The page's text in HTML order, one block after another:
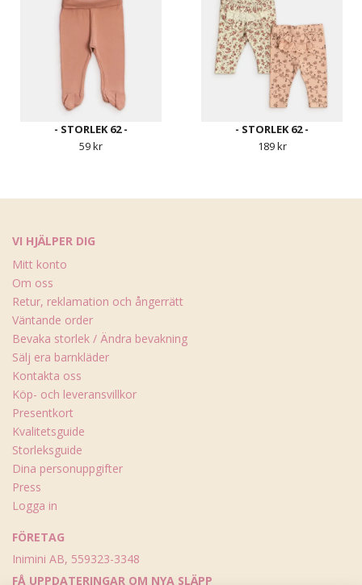
- STORLEK 62 -
59 kr
- STORLEK 62 -
189 kr
VI HJÄLPER DIG
Mitt konto
Om oss
Retur, reklamation och ångerrätt
Väntande order
Bevaka storlek / Ändra bevakning
Sälj era barnkläder
Kontakta oss
Köp- och leveransvillkor
Presentkort
Kvalitetsguide
Storleksguide
Dina personuppgifter
Press
Logga in
FÖRETAG
Inimini AB, 559323-3348
FÅ UPPDATERINGAR OM NYA SLÄPP